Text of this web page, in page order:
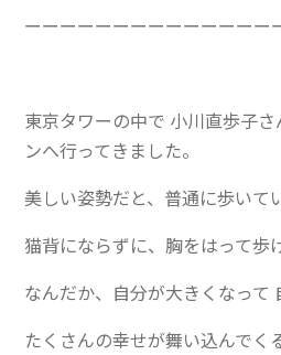
ーーーーーーーーーーーーーー
東京タワーの中で 小川直歩子
ンへ行ってきました。
美しい姿勢だと、普通に歩いて
猫背にならずに、胸をはって歩
なんだか、自分が大きくなって
たくさんの幸せが舞い込んでく